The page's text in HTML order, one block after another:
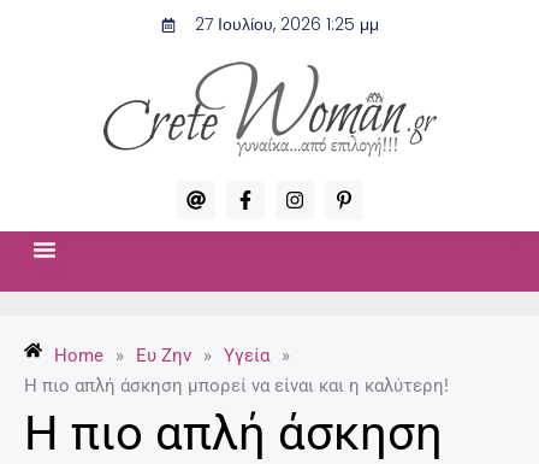
27 Ιουλίου, 2026 1:25 μμ
A
t
F
a
c
f
I
n
s
P
i
n
p
Home » Ευ Ζην » Υγεία
»
H πιο απλή άσκηση μπορεί να είναι και η καλύτερη!
H πιο απλή άσκηση